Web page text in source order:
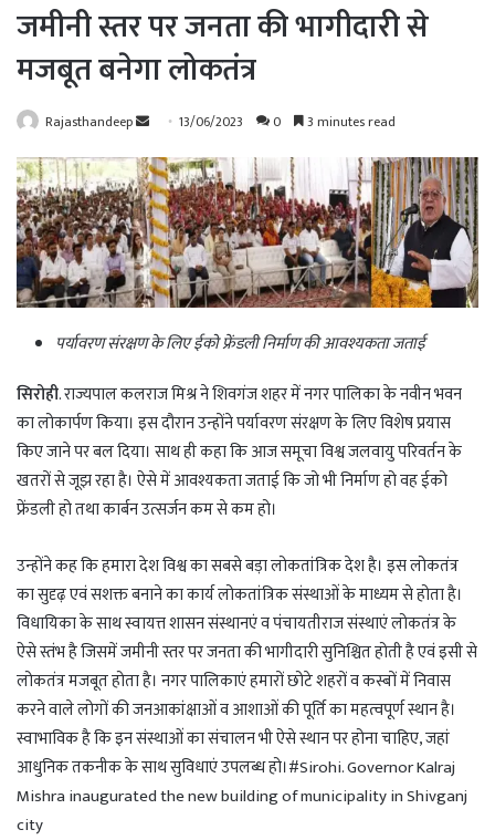
जमीनी स्तर पर जनता की भागीदारी से
मजबूत बनेगा लोकतंत्र
Rajasthandeep
Send
email
13/06/2023 0 3 minutes read
पर्यावरण संरक्षण के लिए ईको फ्रेंडली निर्माण की आवश्यकता जताई
सिरोही. राज्यपाल कलराज मिश्र ने शिवगंज शहर में नगर पालिका के नवीन भवन
का लोकार्पण किया। इस दौरान उन्होंने पर्यावरण संरक्षण के लिए विशेष प्रयास
किए जाने पर बल दिया। साथ ही कहा कि आज समूचा विश्व जलवायु परिवर्तन के
खतरों से जूझ रहा है। ऐसे में आवश्यकता जताई कि जो भी निर्माण हो वह ईको
फ्रेंडली हो तथा कार्बन उत्सर्जन कम से कम हो।
उन्होंने कह कि हमारा देश विश्व का सबसे बड़ा लोकतांत्रिक देश है। इस लोकतंत्र
का सुदृढ़ एवं सशक्त बनाने का कार्य लोकतांत्रिक संस्थाओं के माध्यम से होता है।
विधायिका के साथ स्वायत्त शासन संस्थानएं व पंचायतीराज संस्थाएं लोकतंत्र के
ऐसे स्तंभ है जिसमें जमीनी स्तर पर जनता की भागीदारी सुनिश्चित होती है एवं इसी से
लोकतंत्र मजबूत होता है। नगर पालिकाएं हमारों छोटे शहरों व कस्बों में निवास
करने वाले लोगों की जनआकांक्षाओं व आशाओं की पूर्ति का महत्वपूर्ण स्थान है।
स्वाभाविक है कि इन संस्थाओं का संचालन भी ऐसे स्थान पर होना चाहिए, जहां
आधुनिक तकनीक के साथ सुविधाएं उपलब्ध हो।#Sirohi. Governor Kalraj
Mishra inaugurated the new building of municipality in Shivganj
city